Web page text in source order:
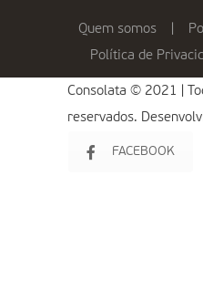
Quem somos
Política de
Consolata © 2021 |
reservados.
FACEBOOK